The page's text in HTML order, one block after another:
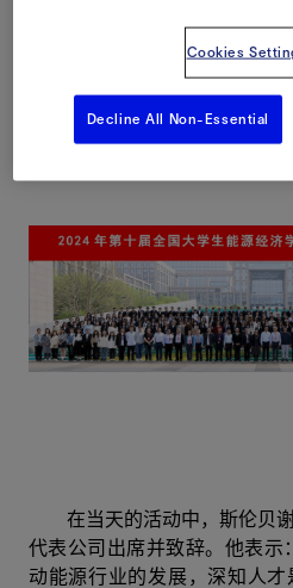
2024年4月13日，斯伦
助力第十届全国大学生能源经
满落幕。我们深感荣幸能够参
多优秀学子共同探索能源经济
在当天的活动中，斯伦贝
代表公司 出席并致辞。他表示
动能源行业的发展，深知人
Cookies
Decline All Non-Essential